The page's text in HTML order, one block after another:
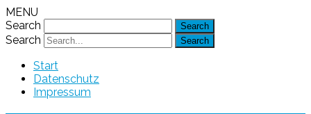
MENU
Search
Search
Start
Datenschutz
Impressum